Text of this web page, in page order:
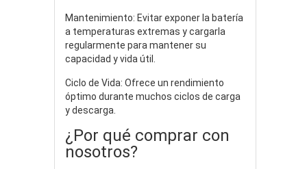
Mantenimiento: Evitar exponer la batería
a temperaturas extremas y cargarla
regularmente para mantener su
capacidad y vida útil.
Ciclo de Vida: Ofrece un rendimiento
óptimo durante muchos ciclos de carga
y descarga.
¿Por qué comprar con
nosotros?